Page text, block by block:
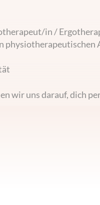
in /
physiotherapeutischen
wir uns darauf, dich